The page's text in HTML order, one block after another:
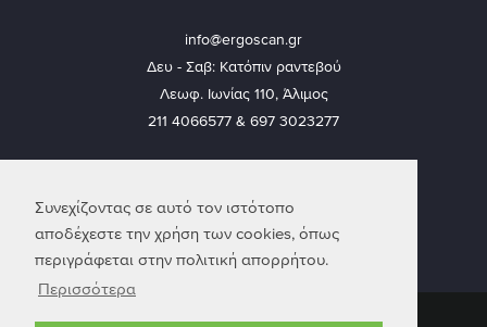
Συνεχίζοντας σε αυτό τον ιστότοπο
αποδέχεστε την χρήση των cookies, όπως
περιγράφεται στην πολιτική απορρήτου.
Περισσότερα
info@ergoscan.gr
Δευ - Σαβ: Κατόπιν ραντεβού
Λεωφ. Ιωνίας 110, Άλιμος
211 4066577 & 697 3023277